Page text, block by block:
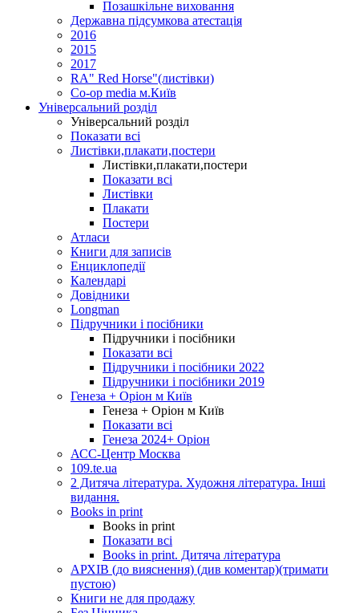
Позашкільне виховання
Державна підсумкова атестація
2016
2015
2017
RA" Red Horse"(листівки)
Co-op media м.Київ
Універсальний розділ
Універсальний розділ
Показати всі
Листівки,плакати,постери
Листівки,плакати,постери
Показати всі
Листівки
Плакати
Постери
Атласи
Книги для записів
Енциклопедії
Календарі
Довідники
Longman
Підручники і посібники
Підручники і посібники
Показати всі
Підручники і посібники 2022
Підручники і посібники 2019
Генеза + Оріон м Київ
Генеза + Оріон м Київ
Показати всі
Генеза 2024+ Оріон
АСС-Центр Москва
109.te.ua
2 Дитяча література. Художня література. Інші
видання.
Books in print
Books in print
Показати всі
Books in print. Дитяча література
АРХІВ (до вияснення) (див коментар)(тримати
пустою)
Книги не для продажу